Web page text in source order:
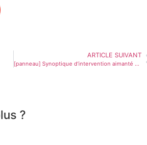
ARTICLE SUIVANT
[panneau] Synoptique d’intervention aimanté pour la CCIAG
?